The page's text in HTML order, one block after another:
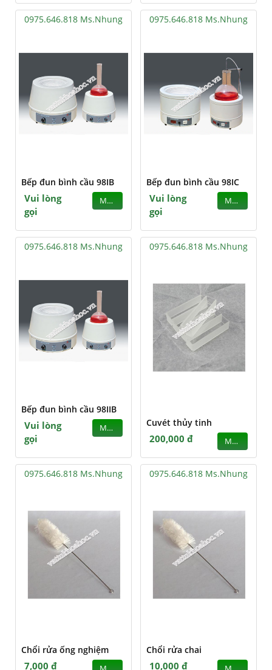
0975.646.818 Ms.Nhung
Bếp đun bình cầu 98IB
Vui lòng
gọi
MUA
0975.646.818 Ms.Nhung
Bếp đun bình cầu 98IC
Vui lòng
gọi
MUA
0975.646.818 Ms.Nhung
Bếp đun bình cầu 98IIB
Vui lòng
gọi
MUA
0975.646.818 Ms.Nhung
Cuvét thủy tinh
200,000 đ MUA
0975.646.818 Ms.Nhung
Chổi rửa ống nghiệm
7,000 đ
0975.646.818 Ms.Nhung
Chổi rửa chai
10,000 đ